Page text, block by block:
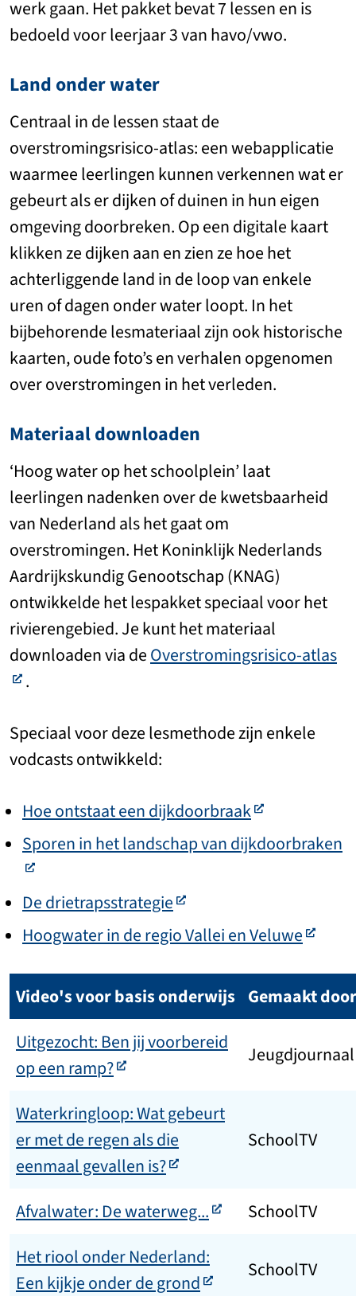
werk gaan. Het pakket bevat 7 lessen en is
bedoeld voor leerjaar 3 van havo/vwo.
Land onder water
Centraal in de lessen staat de
overstromingsrisico-atlas: een webapplicatie
waarmee leerlingen kunnen verkennen wat er
gebeurt als er dijken of duinen in hun eigen
omgeving doorbreken. Op een digitale kaart
klikken ze dijken aan en zien ze hoe het
achterliggende land in de loop van enkele
uren of dagen onder water loopt. In het
bijbehorende lesmateriaal zijn ook historische
kaarten, oude foto’s en verhalen opgenomen
over overstromingen in het verleden.
Materiaal downloaden
‘Hoog water op het schoolplein’ laat
leerlingen nadenken over de kwetsbaarheid
van Nederland als het gaat om
overstromingen. Het Koninklijk Nederlands
Aardrijkskundig Genootschap (KNAG)
ontwikkelde het lespakket speciaal voor het
rivierengebied. Je kunt het materiaal
downloaden via de Overstromingsrisico-atlas
.
Speciaal voor deze lesmethode zijn enkele
vodcasts ontwikkeld:
Hoe ontstaat een dijkdoorbraak
Sporen in het landschap van dijkdoorbraken
De drietrapsstrategie
Hoogwater in de regio Vallei en Veluwe
Video's voor basis onderwijs
Gemaakt door
Uitgezocht: Ben jij voorbereid
op een ramp?
Jeugdjournaal
Waterkringloop: Wat gebeurt
er met de regen als die
eenmaal gevallen is?
SchoolTV
Afvalwater: De waterweg...
SchoolTV
Het riool onder Nederland:
Een kijkje onder de grond
SchoolTV